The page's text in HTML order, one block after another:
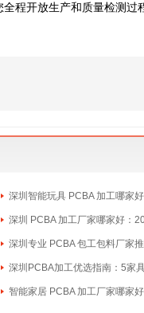
程开放生产和质量检测
深圳智能玩具 PCBA 加工哪家
深圳 PCBA 加工厂家哪家好：
深圳专业 PCBA 包工包料厂家
深圳PCBA加工优选指南：5家具
智能家居 PCBA 加工厂家哪家